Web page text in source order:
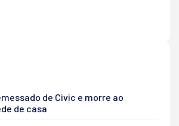
de Civic e morre ao
de casa